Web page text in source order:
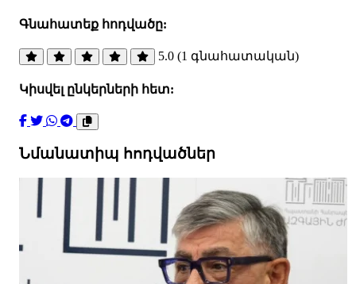
Գնահատեք հոդվածը:
5.0 (1 գնահատական)
Կիսվել ընկերների հետ:
Նմանատիպ հոդվածներ